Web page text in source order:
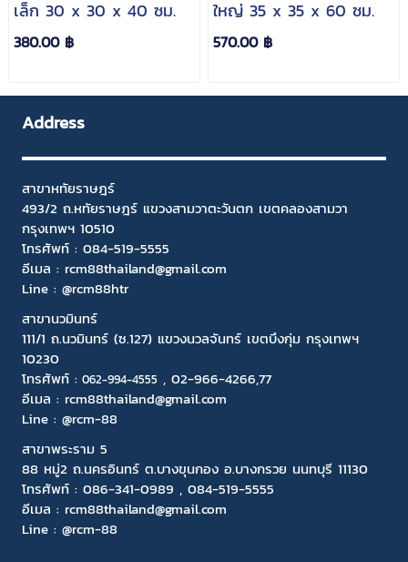
เล็ก 30 x 30 x 40 ซม.
380.00 ฿
ใหญ่ 35 x 35 x 60 ซม.
570.00 ฿
Address
สาขาหทัยราษฎร์
493/2 ถ.หทัยราษฎร์ แขวงสามวาตะวันตก เขตคลองสามวา
กรุงเทพฯ 10510
โทรศัพท์ : 084-519-5555
อีเมล : rcm88thailand@gmail.com
Line : @rcm88htr
สาขานวมินทร์
111/1 ถ.นวมินทร์ (ซ.127) แขวงนวลจันทร์ เขตบึงกุ่ม กรุงเทพฯ
10230
โทรศัพท์ : 062-994-4555 , 02-966-4266,77
อีเมล : rcm88thailand@gmail.com
Line : @rcm-88
สาขาพระราม 5
88 หมู่2 ถ.นครอินทร์ ต.บางขุนกอง อ.บางกรวย นนทบุรี 11130
โทรศัพท์ : 086-341-0989 , 084-519-5555
อีเมล : rcm88thailand@gmail.com
Line : @rcm-88